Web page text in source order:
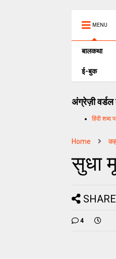
MENU
बालकथा
ई-बुक
अंग्रेज़ी
हिंदी शब्द
Home
सुधा
4